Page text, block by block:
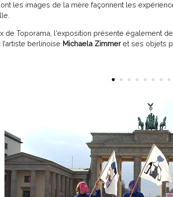
les images de la mère façonnent les
de Toporama, l'exposition présente également
berlinoise Michaela Zimmeret ses objets
• • • • • • • •